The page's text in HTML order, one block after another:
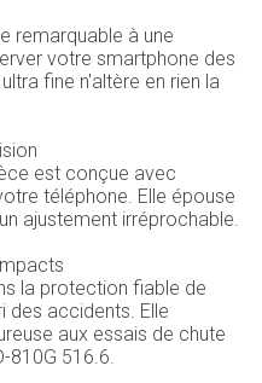
remarquable à une
votre smartphone des
fine n'altère en rien la
est conçue avec
téléphone. Elle épouse
ajustement irréprochable.
la protection fiable de
des accidents. Elle
aux essais de chute
810G 516.6.